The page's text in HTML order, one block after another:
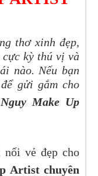
thơ xinh đẹp,
kỳ thú vị và
nào. Nếu bạn
gửi gắm cho
Make Up
nối vẻ đẹp cho
Artist chuyên